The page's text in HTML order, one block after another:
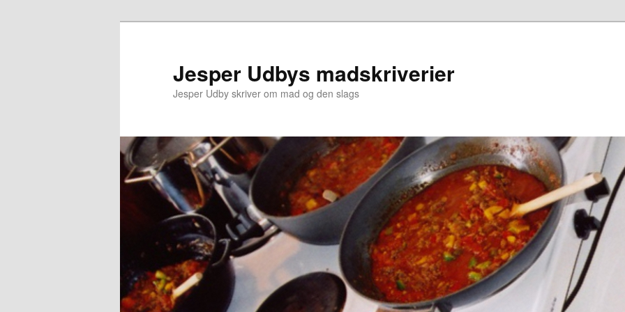
Jesper Udbys madskriverier
Jesper Udby skriver om mad og den slags